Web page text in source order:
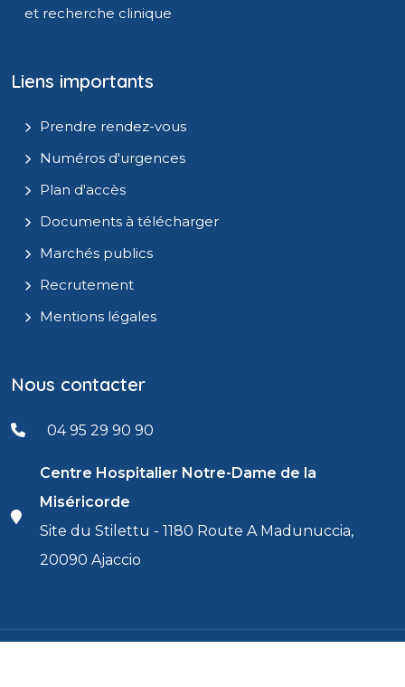
et recherche clinique
Liens importants
Prendre rendez-vous
Numéros d'urgences
Plan d'accès
Documents à télécharger
Marchés publics
Recrutement
Mentions légales
Nous contacter
04 95 29 90 90
Centre Hospitalier Notre-Dame de la
Miséricorde
Site du Stilettu - 1180 Route A Madunuccia,
20090 Ajaccio